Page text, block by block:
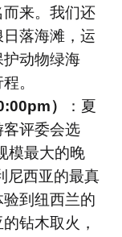
来。我们还
落海滩，运
动物绿海
。
）
：夏
评委会选
模最大的晚
尼西亚的最真
到纽西兰的
钻木取火，